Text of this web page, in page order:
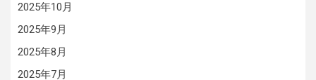
2025年10月
2025年9月
2025年8月
2025年7月